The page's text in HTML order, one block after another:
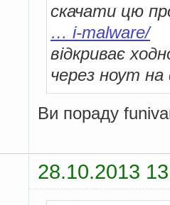
скачати цю
… i-malware/
відкриває
через ноут на
Ви пораду
28.10.2013